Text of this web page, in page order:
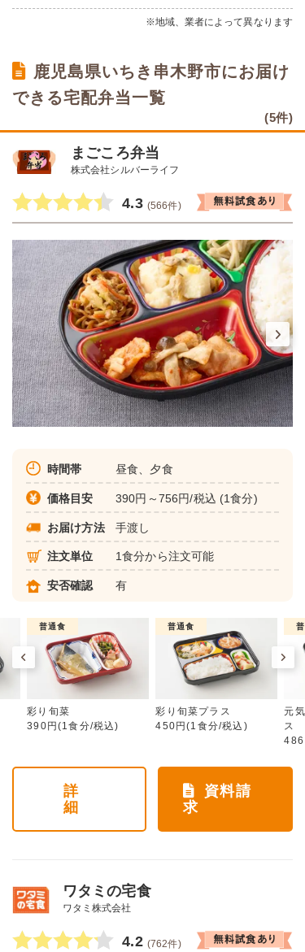
※地域、業者によって異なります
鹿児島県いちき串木野市にお届け
できる宅配弁当一覧
(5件)
まごころ弁当
株式会社シルバーライフ
4.3 (566件)
時間帯 昼食、夕食
価格目安 390円～756円/税込 (1食分)
お届け方法 手渡し
注文単位 1食分から注文可能
安否確認 有
普通食
彩り旬菜
390円(1食分/税込)
普通食
彩り旬菜プラス
450円(1食分/税込)
元
ス
詳
細
資料請
求
ワタミの宅食
ワタミ株式会社
4.2 (762件)